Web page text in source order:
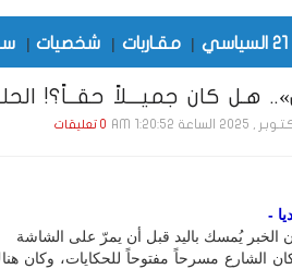
| مقـاربات | شخصيات |
هـل كان جميـــلاً حقــاً؟!
0 تعليقات
-
الخبر يُمسك باليد قبل أن يمرّ على الشاشة
الشارع مسرحاً مفتوحاً للحكايات، وكان